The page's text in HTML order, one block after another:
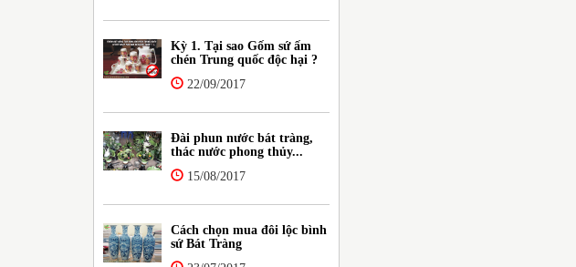
Kỳ 1. Tại sao Gốm sứ ấm
chén Trung quốc độc hại ?
22/09/2017
Đài phun nước bát tràng,
thác nước phong thủy...
15/08/2017
Cách chọn mua đôi lộc bình
sứ Bát Tràng